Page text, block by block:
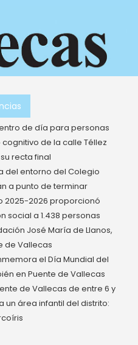
de día para personas
de la calle Téllez
recta final
del entorno del Colegio
a punto de terminar
2025-2026 proporcionó
social a 1.438 personas
José María de Llanos,
de Vallecas
el Día Mundial del
en Puente de Vallecas
de Vallecas de entre 6 y
un área infantil del distrito: